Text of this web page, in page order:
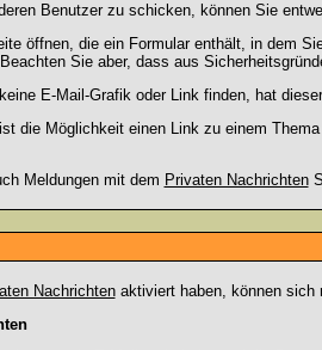
Benutzer zu schicken, können Sie
öffnen, die ein Formular enthält, in dem
Sie aber, dass aus
E-Mail-Grafik oder Link finden, hat
die Möglichkeit einen Link zu einem
Meldungen mit dem Privaten Nachrichten
Nachrichtenaktiviert haben, können sich